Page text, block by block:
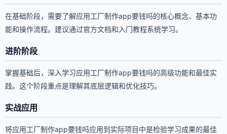
在基础阶段，需要了解应用工厂制作app要钱吗的核心概念、基本功
能和操作流程。建议通过官方文档和入门教程系统学习。
进阶阶段
掌握基础后，深入学习应用工厂制作app要钱吗的高级功能和最佳实
践。这个阶段重点是理解其底层逻辑和优化技巧。
实战应用
将应用工厂制作app要钱吗应用到实际项目中是检验学习成果的最佳